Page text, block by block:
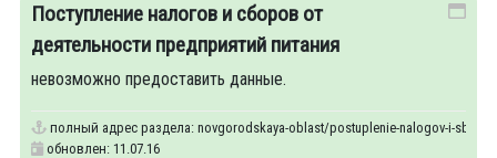
Поступление налогов и сборов от
деятельности предприятий питания
невозможно предоставить данные.
полный адрес раздела: novgorodskaya-oblast/postuplenie-nalogov-i-
обновлен: 11.07.16